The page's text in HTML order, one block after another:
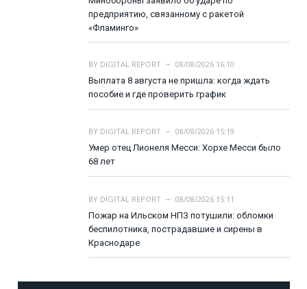
предприятию, связанному с ракетой
«Фламинго»
BY DIGITAL REPORT
08/08/2026 16:10
Выплата 8 августа не пришла: когда ждать
пособие и где проверить график
BY DIGITAL REPORT
08/08/2026 15:19
Умер отец Лионеля Месси: Хорхе Месси было
68 лет
BY DIGITAL REPORT
08/08/2026 15:11
Пожар на Ильском НПЗ потушили: обломки
беспилотника, пострадавшие и сирены в
Краснодаре